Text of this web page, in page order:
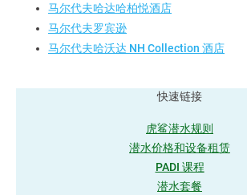
马尔代夫哈达哈柏悦酒店
马尔代夫罗宾逊
马尔代夫哈沃达 NH Collection 酒店
快速链接
虎鲨潜水规则
潜水价格和设备租赁
PADI 课程
潜水套餐